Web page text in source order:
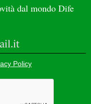
dal mondo Dife
Policy